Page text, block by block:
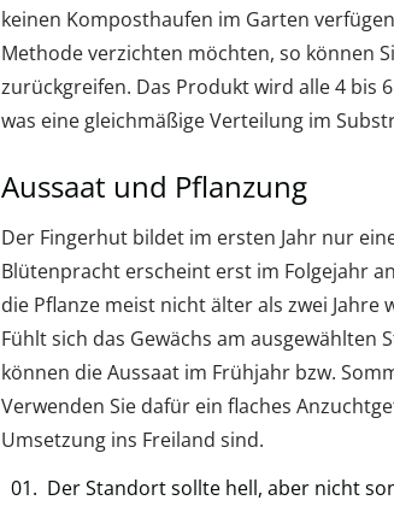
keinen Komposthaufen im Garten
Methode verzichten möchten, so können
zurückgreifen. Das Produkt wird alle 4 bis
was eine gleichmäßige Verteilung im
Aussaat und Pflanzung
Der Fingerhut bildet im ersten Jahr nur
Blütenpracht erscheint erst im Folgejahr
die Pflanze meist nicht älter als zwei
Fühlt sich das Gewächs am ausgewählten
können die Aussaat im Frühjahr bzw.
Verwenden Sie dafür ein flaches
Umsetzung ins Freiland sind.
Der Standort sollte hell, aber nicht